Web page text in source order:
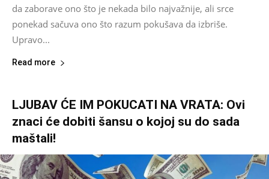
da zaborave ono što je nekada bilo najvažnije, ali srce
ponekad sačuva ono što razum pokušava da izbriše.
Upravo...
Read more
LJUBAV ĆE IM POKUCATI NA VRATA: Ovi
znaci će dobiti šansu o kojoj su do sada
maštali!